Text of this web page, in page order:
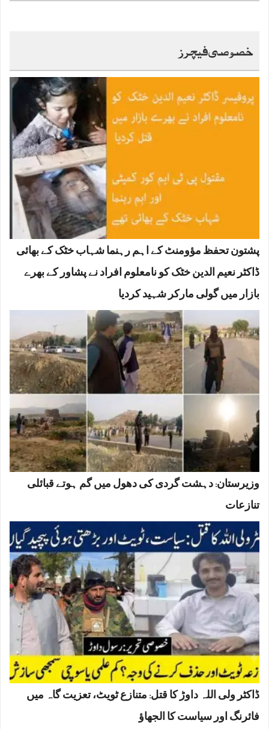
خصوصی فیچرز
پشتون تحفظ مؤومنٹ کے اہم رہنما شہاب خٹک کے بھائی
ڈاکٹر نعیم الدین خٹک کو نامعلوم افراد نے پشاور کے بھرے
بازار میں گولی مارکر شہید کردیا
وزیرستان: دہشت گردی کی دھول میں گم ہوتے قبائلی
تنازعات
ڈاکٹر ولی اللہ داوڑ کا قتل: متنازع ٹویٹ، تعزیت گاہ میں
فائرنگ اور سیاست کا الجھاؤ